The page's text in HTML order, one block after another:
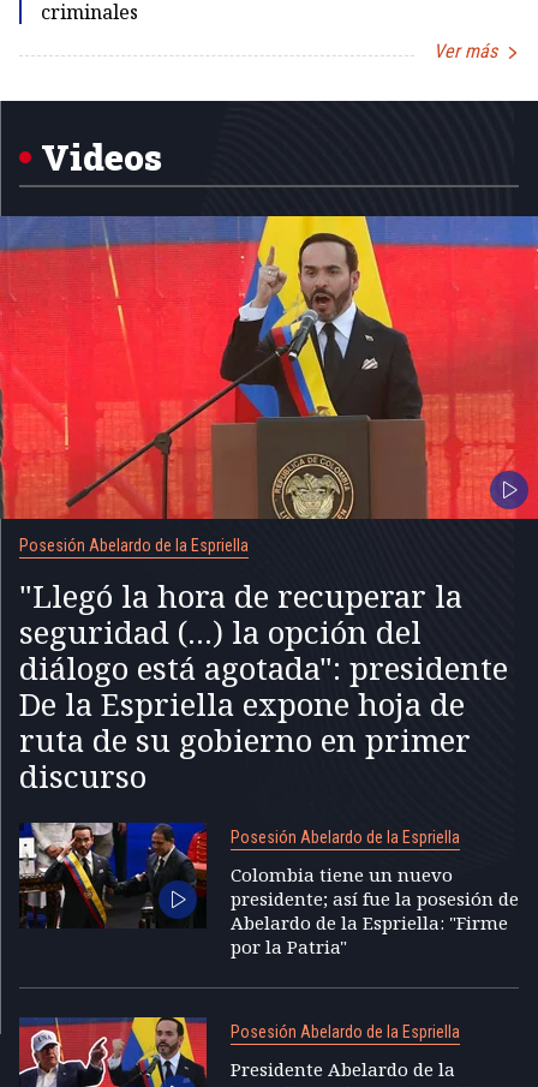
criminales
Ver más
1
Videos
Posesión Abelardo de la Espriella
"Llegó la hora de recuperar la
seguridad (...) la opción del
diálogo está agotada": presidente
De la Espriella expone hoja de
ruta de su gobierno en primer
discurso
Posesión Abelardo de la Espriella
Colombia tiene un nuevo
presidente; así fue la posesión de
Abelardo de la Espriella: "Firme
por la Patria"
Posesión Abelardo de la Espriella
Presidente Abelardo de la